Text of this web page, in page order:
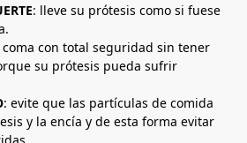
: lleve su prótesis como si fuese
coma con total seguridad sin tener
su prótesis pueda sufrir
: evite que las partículas de comida
y la encía y de esta forma evitar